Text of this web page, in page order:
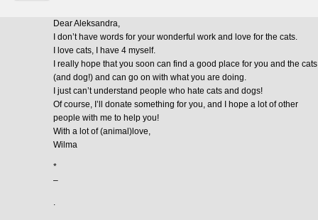
Dear Aleksandra,
I don’t have words for your wonderful work and love for the cats.
I love cats, I have 4 myself.
I really hope that you soon can find a good place for you and the cats
(and dog!) and can go on with what you are doing.
I just can’t understand people who hate cats and dogs!
Of course, I’ll donate something for you, and I hope a lot of other
people with me to help you!
With a lot of (animal)love,
Wilma
*
–
.